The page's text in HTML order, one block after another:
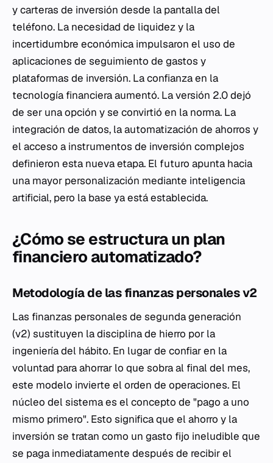
y carteras de inversión desde la pantalla del
teléfono. La necesidad de liquidez y la
incertidumbre económica impulsaron el uso de
aplicaciones de seguimiento de gastos y
plataformas de inversión. La confianza en la
tecnología financiera aumentó. La versión 2.0 dejó
de ser una opción y se convirtió en la norma. La
integración de datos, la automatización de ahorros y
el acceso a instrumentos de inversión complejos
definieron esta nueva etapa. El futuro apunta hacia
una mayor personalización mediante inteligencia
artificial, pero la base ya está establecida.
¿Cómo se estructura un plan
financiero automatizado?
Metodología de las finanzas personales v2
Las finanzas personales de segunda generación
(v2) sustituyen la disciplina de hierro por la
ingeniería del hábito. En lugar de confiar en la
voluntad para ahorrar lo que sobra al final del mes,
este modelo invierte el orden de operaciones. El
núcleo del sistema es el concepto de "pago a uno
mismo primero". Esto significa que el ahorro y la
inversión se tratan como un gasto fijo ineludible que
se paga inmediatamente después de recibir el